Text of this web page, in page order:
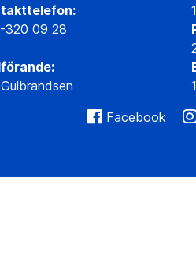
320 09 28
Facebook